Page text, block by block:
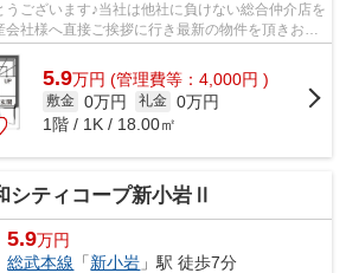
ございます♪当社は他社に負けない総合仲介店を
会社様へ直接ご挨拶に行き最新の物件を頂きお客
の情報は...
5.9万円 (管理費等：4,000円 )
敷金 0万円 礼金 0万円
1階 / 1K / 18.00㎡
シティコープ新小岩Ⅱ
5.9万円
総武本線 「新小岩 」駅 徒歩7分